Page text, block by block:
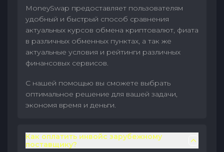
MoneySwap предоставляет пользователям
удобный и быстрый способ сравнения
актуальных курсов обмена криптовалют, фиата
в различных обменных пунктах, а так же
актуальные условия и рейтинги различных
финансовых сервисов.
С нашей помощью вы сможете выбрать
оптимальное решение для вашей задачи,
экономя время и деньги.
Как оплатить инвойс зарубежному
поставщику?